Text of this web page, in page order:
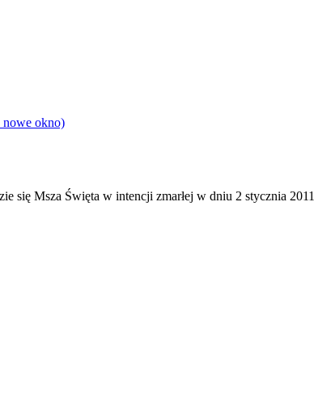
nowe okno)
się Msza Święta w intencji zmarłej w dniu 2 stycznia